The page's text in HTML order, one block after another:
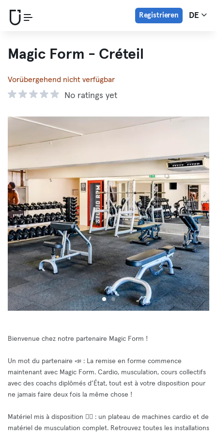
Registrieren DE
Magic Form - Créteil
Vorübergehend nicht verfügbar
No ratings yet
Bienvenue chez notre partenaire Magic Form !
Un mot du partenaire 📣 : La remise en forme commence
maintenant avec Magic Form. Cardio, musculation, cours collectifs
avec des coachs diplômés d’État, tout est à votre disposition pour
ne jamais faire deux fois la même chose !
Matériel mis à disposition 🧘‍♂️ : un plateau de machines cardio et de
matériel de musculation complet. Retrouvez toutes les installations